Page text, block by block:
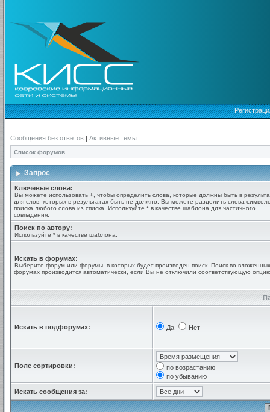
Сообщения без ответов | Активные темы
Список форумов
Запрос
Ключевые слова:
Вы можете использовать + , чтобы определить слова, которые должны быть в
для слов, которых в результатах быть не должно. Вы можете разделить слова
поиска любого слова из списка. Используйте * в качестве шаблона для частичного
совпадения.
Поиск по автору:
Используйте * в качестве шаблона.
Искать в форумах:
Выберите форум или форумы, в которых будет произведен поиск. Поиск во вложенных
форумах производится автоматически, если Вы не отключили соответствующую
Искать в подфорумах: Да Нет
Поле сортировки:
по возрастанию
по убыванию
Искать сообщения за: